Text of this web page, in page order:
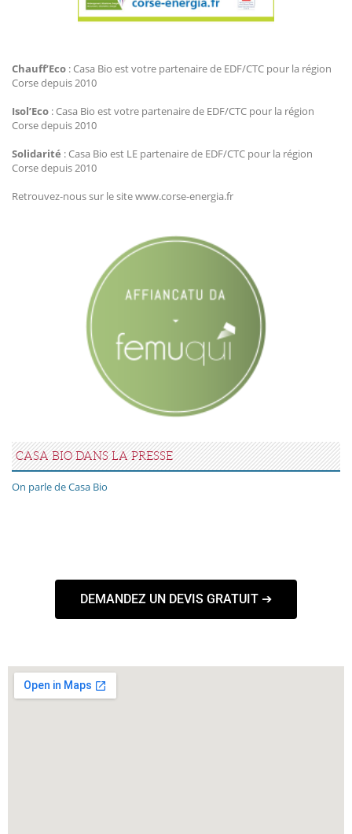
Chauff’Eco : Casa Bio est votre partenaire de EDF/CTC pour la région
Corse depuis 2010
Isol’Eco : Casa Bio est votre partenaire de EDF/CTC pour la région
Corse depuis 2010
Solidarité : Casa Bio est LE partenaire de EDF/CTC pour la région
Corse depuis 2010
Retrouvez-nous sur le site www.corse-energia.fr
CASA BIO DANS LA PRESSE
On parle de Casa Bio
DEMANDEZ UN DEVIS GRATUIT ➔